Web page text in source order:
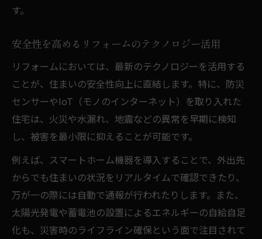
す。
安全性を高めるリフォームのテクノロジー活用
リフォームにおいては、最新のテクノロジーを活用する
ことが、住まいの安全性向上に直結します。特に、防災
センサーやIoT（モノのインターネット）を取り入れた
住宅は、火災や水漏れ、地震などの異常を早期に検知
し、被害を最小限に抑えることが可能です。
例えば、スマートホーム機器を導入することで、外出先
からでも住まいの状況をリアルタイムで確認できたり、
万が一の際には自動で通報が行われたりします。また、
太陽光発電や蓄電池の設置によるエネルギーの自給自足
化も、災害時のライフライン確保という面で注目されて